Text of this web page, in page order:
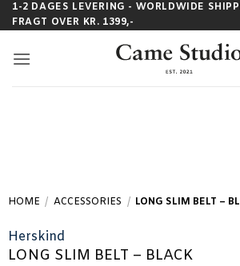
Fortsæt
til
1-2 DAGES LEVERING - WORLDWIDE
FRAGT OVER KR. 1399,-
HOME / ACCESSORIES / LONG SLIM BELT –
Herskind
LONG SLIM BELT – BLACK